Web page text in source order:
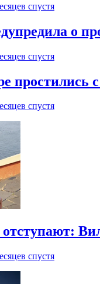
спустя
о
спустя
спустя
спустя